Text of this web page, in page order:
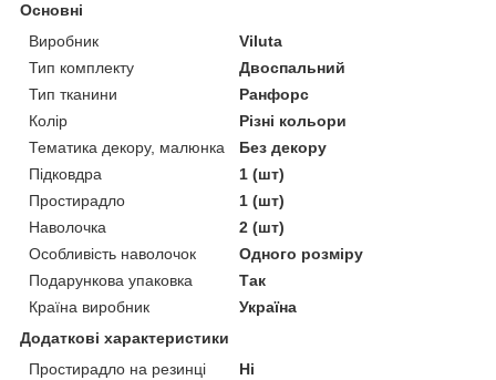
Основні
Виробник
Viluta
Тип комплекту
Двоспальний
Тип тканини
Ранфорс
Колір
Різні кольори
Тематика декору, малюнка
Без декору
Підковдра
1 (шт)
Простирадло
1 (шт)
Наволочка
2 (шт)
Особливість наволочок
Одного розміру
Подарункова упаковка
Так
Країна виробник
Україна
Додаткові характеристики
Простирадло на резинці
Ні